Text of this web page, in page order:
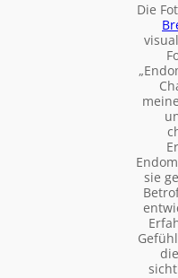
Die
sie